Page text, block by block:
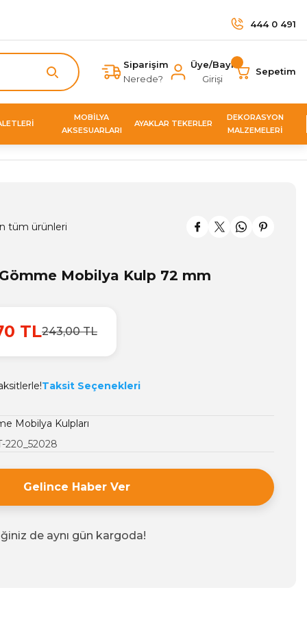
444 0 491
Siparişim
Nerede?
Üye/Bayi
Girişi
Sepetim
MOBİLYA
AKSESUARLARI
AYAKLAR TEKERLER
DEKORASYON
MALZEMELERİ
tüm ürünleri
Mobilya Kulp 72 mm
TL243,00 TL
Taksit Seçenekleri
Mobilya Kulpları
220_52028
Gelince Haber Ver
de aynı gün kargoda!